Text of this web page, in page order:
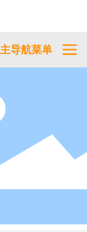
主导航菜单